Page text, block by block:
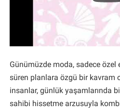
Günümüzde moda, sadece özel
süren planlara özgü bir kavram
insanlar, günlük yaşamlarında
sahibi hissetme arzusuyla